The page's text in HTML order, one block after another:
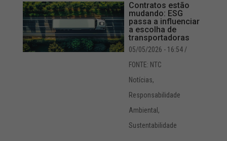
Contratos estão
mudando: ESG
passa a influenciar
a escolha de
transportadoras
05/05/2026 - 16:54/
FONTE: NTC
Notícias,
Responsabilidade
Ambiental ,
Sustentabilidade